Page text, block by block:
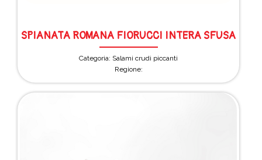
SPIANATA ROMANA FIORUCCI INTERA SFUSA
Categoria: Salami crudi piccanti
Regione: